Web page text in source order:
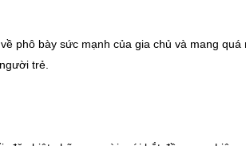
phô bày sức mạnh của gia chủ và mang quá
trẻ.